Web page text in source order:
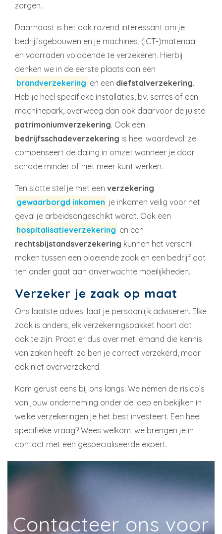
zorgen.
Daarnaast is het ook razend interessant om je
bedrijfsgebouwen en je machines, (ICT-)materiaal
en voorraden voldoende te verzekeren. Hierbij
denken we in de eerste plaats aan een
brandverzekering en een diefstalverzekering.
Heb je heel specifieke installaties, bv. serres of een
machinepark, overweeg dan ook daarvoor de juiste
patrimoniumverzekering. Ook een
bedrijfsschadeverzekering is heel waardevol: ze
compenseert de daling in omzet wanneer je door
schade minder of niet meer kunt werken.
Ten slotte stel je met een verzekering
gewaarborgd inkomen je inkomen veilig voor het
geval je arbeidsongeschikt wordt. Ook een
hospitalisatieverzekering en een
rechtsbijstandsverzekering kunnen het verschil
maken tussen een bloeiende zaak en een bedrijf dat
ten onder gaat aan onverwachte moeilijkheden.
Verzeker je zaak op maat
Ons laatste advies: laat je persoonlijk adviseren. Elke
zaak is anders, elk verzekeringspakket hoort dat
ook te zijn. Praat er dus over met iemand die kennis
van zaken heeft: zo ben je correct verzekerd, maar
ook niet oververzekerd.
Kom gerust eens bij ons langs. We nemen de risico’s
van jouw onderneming onder de loep en bekijken in
welke verzekeringen je het best investeert. Een heel
specifieke vraag? Wees welkom, we brengen je in
contact met een gespecialiseerde expert.
Contacteer ons voor